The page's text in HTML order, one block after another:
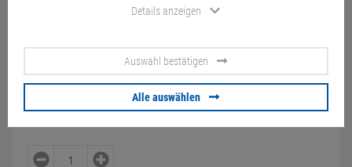
höhenverstellbar
26,90 €
Details anzeigen
Auswahl bestätigen
Alle auswählen